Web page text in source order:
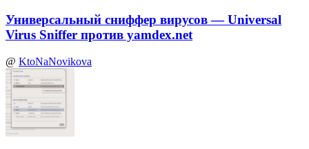
Универсальный сниффер вирусов — Universal
Virus Sniffer против yamdex.net
@ KtoNaNovikova